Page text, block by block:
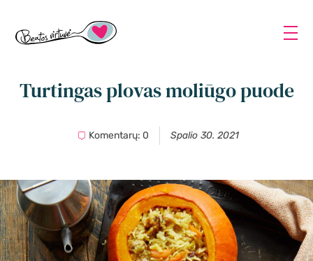
Turtingas plovas moliūgo puode
Komentarų: 0 Spalio 30. 2021